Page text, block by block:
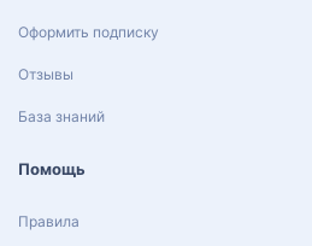
Оформить подписку
Отзывы
База знаний
Помощь
Правила